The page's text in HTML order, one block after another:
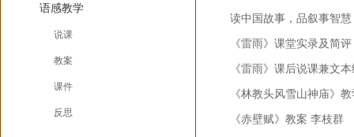
语感教学
说课
教案
课件
反思
读中国故事，品叙事智
《雷雨》课堂实录及简
《雷雨》课后说课兼文
《林教头风雪山神庙》
《赤壁赋》教案 李枝群